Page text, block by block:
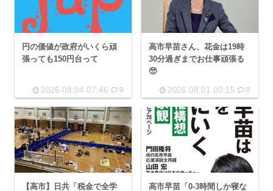
円の価値が政府がいくら頑
張っても150円台って
2026.08.04 07:46 0
高市早苗さん、花金は19時
30分過ぎまでお仕事頑張る
🥺
2026.08.01 00:15 0
【高市】日共「税金で全学
高市早苗「0-3時間しか寝な